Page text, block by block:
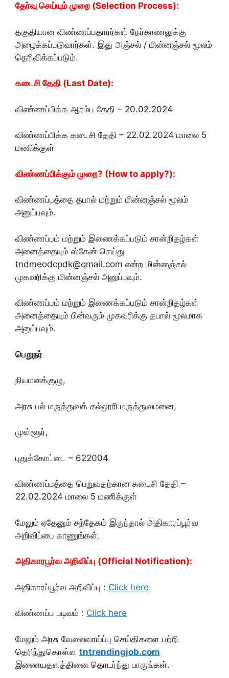
தேர்வு செய்யும் முறை (Selection Process):
தகுதியான விண்ணப்பதாரர்கள் நேர்காணலுக்கு
அழைக்கப்படுவார்கள். இது அஞ்சல் / மின்னஞ்சல் மூலம்
தெரிவிக்கப்படும்.
கடைசி தேதி (Last Date):
விண்ணப்பிக்க ஆரம்ப தேதி – 20.02.2024
விண்ணப்பிக்க கடைசி தேதி – 22.02.2024 மாலை 5
மணிக்குள்
விண்ணப்பிக்கும் முறை? (How to apply?):
விண்ணப்பத்தை தபால் மற்றும் மின்னஞ்சல் மூலம்
அனுப்பவும்.
விண்ணப்பம் மற்றும் இணைக்கப்படும் சான்றிதழ்கள்
அனைத்தையும் ஸ்கேன் செய்து
tndmeodcpdk@qmail.com என்ற மின்னஞ்சல்
முகவரிக்கு மின்னஞ்சல் அனுப்பவும்.
விண்ணப்பம் மற்றும் இணைக்கப்படும் சான்றிதழ்கள்
அனைத்தையும் பின்வரும் முகவரிக்கு தபால் மூலமாக
அனுப்பவும்.
பெறுநர்
நியமனக்குழு,
அரசு பல் மருத்துவக் கல்லூரி மருத்துவமனை,
முள்ளூர்,
புதுக்கோட்டை – 622004
விண்ணப்பத்தை பெறுவதற்கான கடைசி தேதி –
22.02.2024 மாலை 5 மணிக்குள்
மேலும் ஏதேனும் சந்தேகம் இருந்தால் அதிகாரப்பூர்வ
அறிவிப்பை காணுங்கள்.
அதிகாரபூர்வ அறிவிப்பு (Official Notification):
அதிகாரப்பூர்வ அறிவிப்பு : Click here
விண்ணப்ப படிவம் : Click here
மேலும் அரசு வேலைவாய்ப்பு செய்திகளை பற்றி
தெரிந்துகொள்ள tntrendingjob.com
இணையதளத்தினை தொடர்ந்து பாருங்கள்.